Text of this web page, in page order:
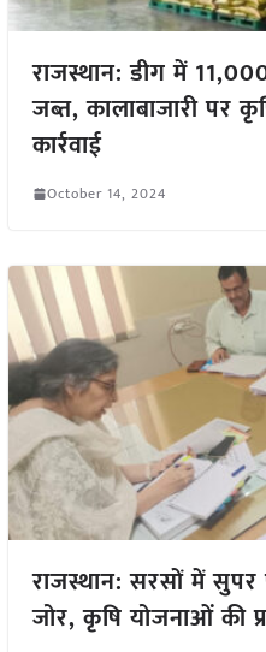
राजस्थान: डीग में
जब्त, कालाबाजारी पर
कार्रवाई
October 14, 2024
राजस्थान: सरसों में
जोर, कृषि योजनाओं की